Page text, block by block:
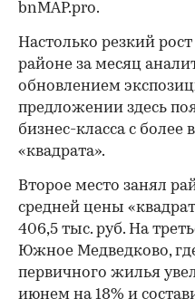
bnMAP.pro.
Настолько резкий
районе за месяц
обновлением
предложении здесь
бизнес-класса с
«квадрата».
Второе место занял
средней цены
406,5 тыс. руб. На
Южное Медведково,
первичного жилья
июнем на 18% и